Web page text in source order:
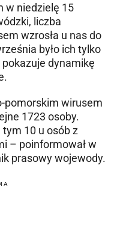
w niedzielę 15
liczba
wzrosła u nas do
było ich tylko
dynamikę
pomorskim wirusem
1723 osoby.
10 u osób z
– poinformował w
prasowy wojewody.